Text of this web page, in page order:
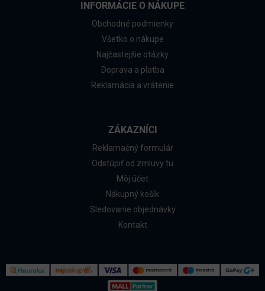
INFORMÁCIE O NÁKUPE
Obchodné podmienky
Všetko o nákupe
Najčastejšie otázky
Doprava a platba
Reklamácia a vrátenie
ZÁKAZNÍCI
Reklamačný formulár
Odstúpiť od zmluvy tu
Môj účet
Nákupný košík
Sledovanie objednávky
Kontakt